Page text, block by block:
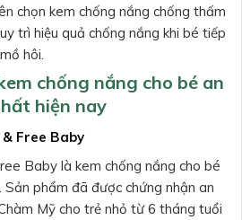
chọn kem chống nắng chống thấm
trì hiệu quả chống nắng khi bé tiếp
hôi.
chống nắng cho bé an
hiện nay
Free Baby
Baby là kem chống nắng cho bé
Sản phẩm đã được chứng nhận an
Mỹ cho trẻ nhỏ từ 6 tháng tuổi